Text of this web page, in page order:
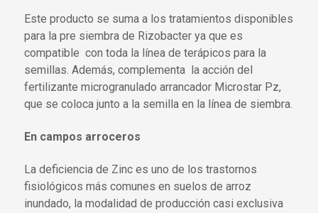
Este producto se suma a los tratamientos disponibles
para la pre siembra de Rizobacter ya que es
compatible con toda la línea de terápicos para la
semillas. Además, complementa la acción del
fertilizante microgranulado arrancador Microstar Pz,
que se coloca junto a la semilla en la línea de siembra.
En campos arroceros
La deficiencia de Zinc es uno de los trastornos
fisiológicos más comunes en suelos de arroz
inundado, la modalidad de producción casi exclusiva